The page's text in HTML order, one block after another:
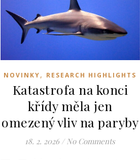
NOVINKY, RESEARCH HIGHLIGHTS
Katastrofa na konci
křídy měla jen
omezený vliv na paryby
18. 2. 2026 / No Comments